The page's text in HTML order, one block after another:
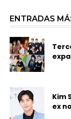
ENTRADAS
Kim
ex